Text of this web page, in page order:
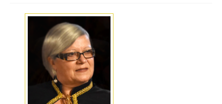
Publicações
Artigos
Notícias